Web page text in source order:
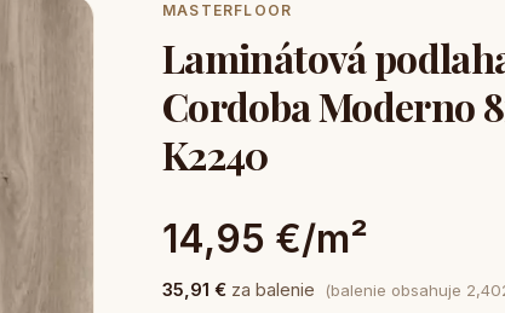
MASTERFLOOR
Laminátová
Cordoba Moderno
K2240
14,95 €/m²
35,91 € za balenie (balenie obsahuje